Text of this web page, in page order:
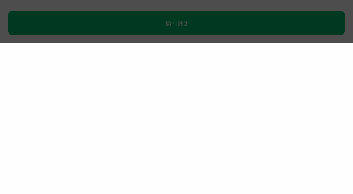
89398335
ดาวน์โหลดแอป วิธีการใช้งาน ติดต่อเรา
ตกลง